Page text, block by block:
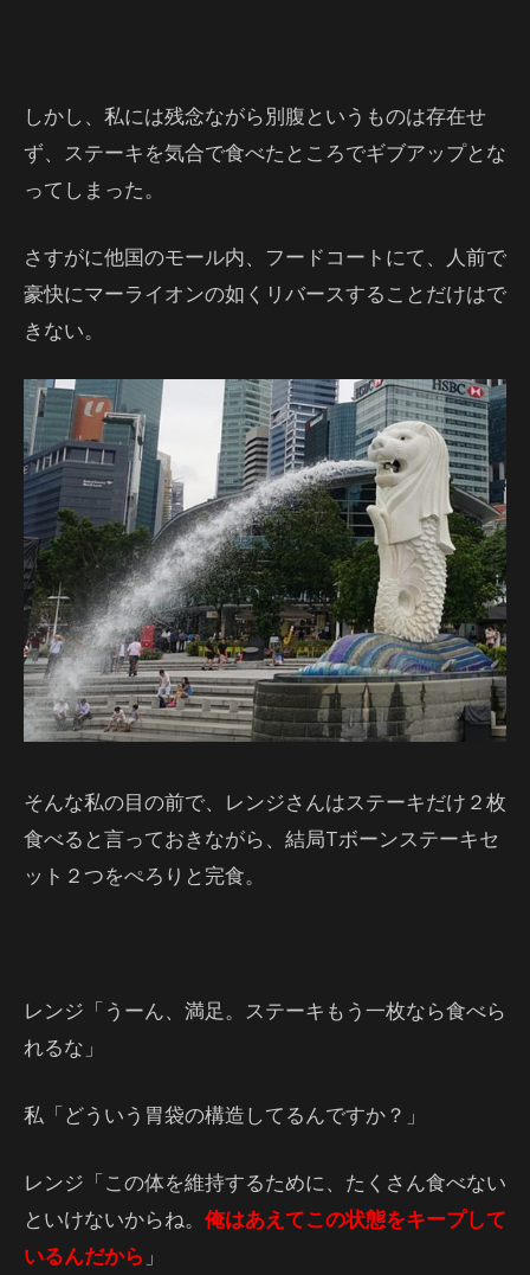
しかし、私には残念ながら別腹というものは存在せ
ず、ステーキを気合で食べたところでギブアップとな
ってしまった。
さすがに他国のモール内、フードコートにて、人前で
豪快にマーライオンの如くリバースすることだけはで
きない。
そんな私の目の前で、レンジさんはステーキだけ２枚
食べると言っておきながら、結局Tボーンステーキセ
ット２つをぺろりと完食。
レンジ「うーん、満足。ステーキもう一枚なら食べら
れるな」
私「どういう胃袋の構造してるんですか？」
レンジ「この体を維持するために、たくさん食べない
といけないからね。 俺はあえてこの状態をキープして
いるんだから 」